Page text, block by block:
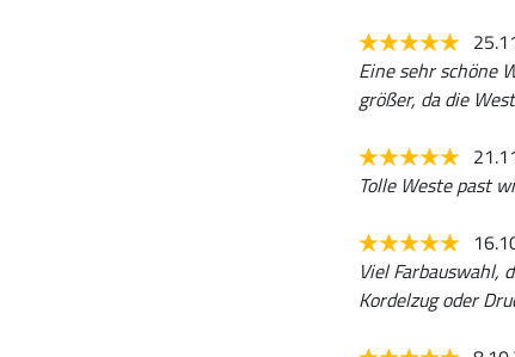
Eine sehr schöne
größer, da die
Tolle Weste past
Viel
Kordelzug oder